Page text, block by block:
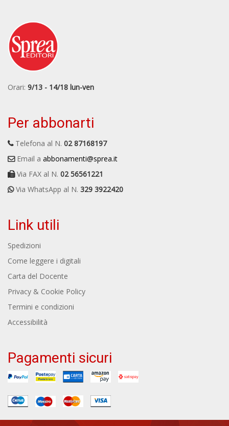
Orari: 9/13 - 14/18 lun-ven
Per abbonarti
Telefona al N. 02 87168197
Email a abbonamenti@sprea.it
Via FAX al N. 02 56561221
Via WhatsApp al N. 329 3922420
Link utili
Spedizioni
Come leggere i digitali
Carta del Docente
Privacy & Cookie Policy
Termini e condizioni
Accessibilità
Pagamenti sicuri